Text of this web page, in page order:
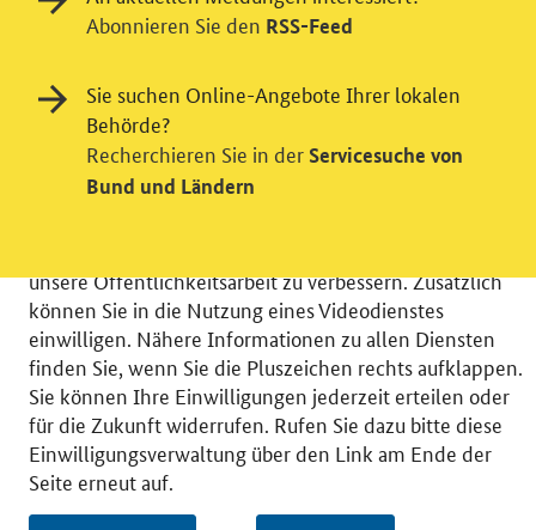
© 2026 Bundesministerium für Wirtschaft und Energie
RSS
Benutzerhinweise
Inhaltsverzeichnis
Impressum
Barrierefreiheit
Datenschutz
Einwilligungsverwaltung
Einwilligung in Tracking und / oder
Videodienst
Wir bitten Sie an dieser Stelle um Ihre Einwilligung für
verschiedene Zusatzdienste unserer Webseite: Wir
unsere Öffentlichkeitsarbeit zu verbessern. Zusätzlich
können Sie in die Nutzung eines Videodienstes
einwilligen. Nähere Informationen zu allen Diensten
finden Sie, wenn Sie die Pluszeichen rechts aufklappen.
Sie können Ihre Einwilligungen jederzeit erteilen oder
für die Zukunft widerrufen. Rufen Sie dazu bitte diese
Einwilligungsverwaltung über den Link am Ende der
Seite erneut auf.
Abonnieren Sie den RSS-Feed
Sie suchen Online-Angebote Ihrer lokalen
Behörde?
Recherchieren Sie in der Servicesuche von
Bund und Ländern